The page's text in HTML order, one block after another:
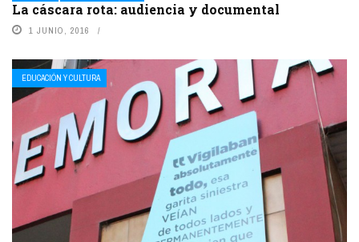
La cáscara rota: audiencia y documental
1 JUNIO, 2016
EDUCACIÓN Y CULTURA